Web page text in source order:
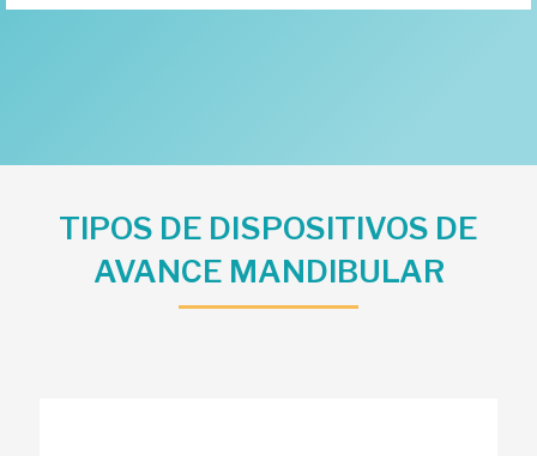
TIPOS DE DISPOSITIVOS DE
AVANCE MANDIBULAR